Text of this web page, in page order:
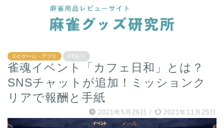
2-2.ゲーム・アプリ PRあり
雀魂イベント「カフェ日和」とは？
SNSチャットが追加！ミッションク
リアで報酬と手紙
2021年5月26日 / 2021年11月25日